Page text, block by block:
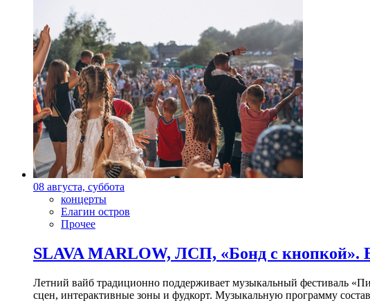
08 августа, суббота
концерты
Елагин остров
Прочее
SLAVA MARLOW, ЛСП, «Бонд с
Летний вайб традиционно поддерживает музыкальный фестиваль
сцен, интерактивные зоны и фудкорт. Музыкальную программу